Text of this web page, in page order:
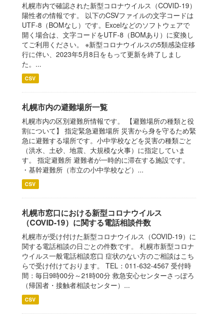
札幌市内で確認された新型コロナウイルス（COVID-19）
陽性者の情報です。 以下のCSVファイルの文字コードは
UTF-8（BOMなし）です。Excelなどのソフトウェアで
開く場合は、文字コードをUTF-8（BOMあり）に変換し
てご利用ください。 ※新型コロナウイルスの5類感染症移
行に伴い、2023年5月8日をもって更新を終了しまし
た。...
CSV
札幌市内の避難場所一覧
札幌市内の区別避難所情報です。 【避難場所の種類と役
割について】 指定緊急避難場所 災害から身を守るため緊
急に避難する場所です。小中学校などを災害の種類ごと
（洪水、土砂、地震、大規模な火事）に指定していま
す。 指定避難所 避難者が一時的に滞在する施設です。
・基幹避難所（市立の小中学校など）...
CSV
札幌市窓口における新型コロナウイルス
（COVID-19）に関する電話相談件数
札幌市が受け付けた新型コロナウイルス（COVID-19）に
関する電話相談の日ごとの件数です。 札幌市新型コロナ
ウイルス一般電話相談窓口 症状のない方のご相談はこち
らで受け付けております。 TEL：011-632-4567 受付時
間：毎日9時00分～21時00分 救急安心センターさっぽろ
（帰国者・接触者相談センター）...
CSV